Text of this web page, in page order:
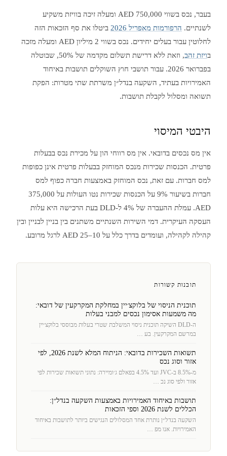
בעבר, נכס בשווי 750,000 AED ומעלה זיכה בוויזת משקיע
לשנתיים. הרפורמות מאפריל 2026
ביטלו את סף הזכאות הזה
לחלוטין עבור בעלים יחידים. נכס בשווי 2 מיליון AED ומעלה מזכה
בויזת זהב
, וזאת ללא דרישת תשלום מקדמה של 50%, שבוטלה
בפברואר 2026. עבור תושבי חוץ השוקלים תושבות באיחוד
האמירויות בעתיד, השקעה בנדל״ן משרתת שתי מטרות: הפקת
תשואה ומסלול לקבלת תושבות.
היבטי המיסוי
אין מס נכסים בדובאי. אין מס רווחי הון על מכירת נכס בבעלות
פרטית. הכנסות שכירות מנכס המוחזק בבעלות פרטית אינן כפופות
למס חברות. עם זאת, נכס המוחזק באמצעות חברה כפוף למס
חברות בשיעור 9% על הכנסות שכירות נטו העולות על 375,000
AED. עמלת ההעברה של 4% ל-DLD בעת הרכישה היא עלות
העסקה העיקרית. דמי השירות השנתיים משתנים בין בניין לבניין ובין
קהילה לקהילה, ועומדים בדרך כלל על 10–25 AED לרגל מרובע.
תובנות קשורות
תוכנית הניסוי של בלוקצ׳יין במחלקת המקרקעין של דובאי:
מה משמעות אסימון נכסים למבני בעלות
ה-DLD השיקה תוכנית ניסוי המשלבת שטרי בעלות מבוססי בלוקצ׳יין
במרשם המקרקעין. בע …
תשואות השכירות בדובאי: הניתוח המלא לשנת 2026, לפי
אזור וסוג נכס
מ-8.5% ב-JVC ועד 4.5% בפאלם ג׳ומיירה: נתוני תשואות שכירות לפי
אזור ולפי סוג נכ …
תושבות באיחוד האמירויות באמצעות השקעה בנדל״ן:
הכללים לשנת 2026 וספי הזכאות
השקעה בנדל״ן נותרת אחד המסלולים הנגישים ביותר לתושבות באיחוד
האמירויות. אנו מפ …